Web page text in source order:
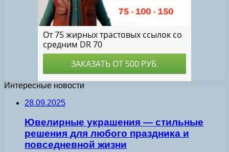
Интересные новости
28.09.2025
Ювелирные украшения — стильные
решения для любого праздника и
повседневной жизни